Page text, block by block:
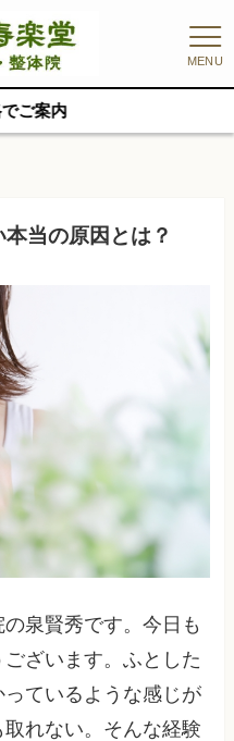
MENU
当の原因とは？
泉賢秀です。今日も
ざいます。ふとした
ているような感じが
れない。そんな経験